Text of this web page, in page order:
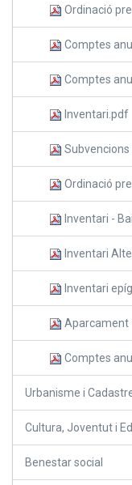
Ordinació
Comptes
Comptes
Inventari.pdf
Ordinació
Inventari -
Inventari
Inventari
Aparcament
Comptes
Urbanisme i
Cultura, Joventut i
Benestar social